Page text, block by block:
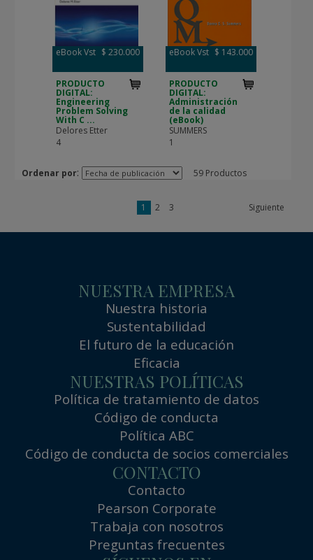
eBook Vst $ 230.000
PRODUCTO
DIGITAL:
Engineering
Problem Solving
With C ...
Delores Etter
4
eBook Vst $ 143.000
PRODUCTO
DIGITAL:
Administración
de la calidad
(eBook)
SUMMERS
1
Ordenar por: 59 Productos
1 2 3 Siguiente
NUESTRA EMPRESA
Nuestra historia
Sustentabilidad
El futuro de la educación
Eficacia
NUESTRAS POLÍTICAS
Política de tratamiento de datos
Código de conducta
Política ABC
Código de conducta de socios comerciales
CONTACTO
Contacto
Pearson Corporate
Trabaja con nosotros
Preguntas frecuentes